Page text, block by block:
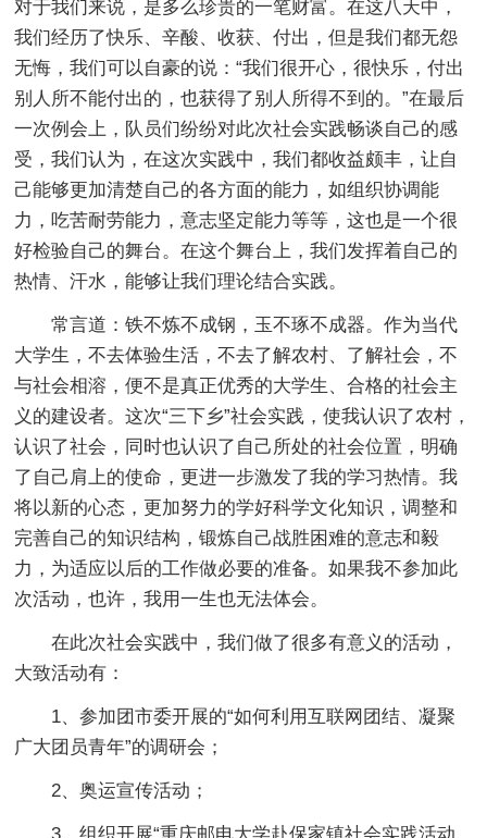
对于我们来说，是多么珍贵的一笔财富。在这八天中，
我们经历了快乐、辛酸、收获、付出，但是我们都无怨
无悔，我们可以自豪的说：“我们很开心，很快乐，付出
别人所不能付出的，也获得了别人所得不到的。”在最后
一次例会上，队员们纷纷对此次社会实践畅谈自己的感
受，我们认为，在这次实践中，我们都收益颇丰，让自
己能够更加清楚自己的各方面的能力，如组织协调能
力，吃苦耐劳能力，意志坚定能力等等，这也是一个很
好检验自己的舞台。在这个舞台上，我们发挥着自己的
热情、汗水，能够让我们理论结合实践。
常言道：铁不炼不成钢，玉不琢不成器。作为当代
大学生，不去体验生活，不去了解农村、了解社会，不
与社会相溶，便不是真正优秀的大学生、合格的社会主
义的建设者。这次“三下乡”社会实践，使我认识了农村，
认识了社会，同时也认识了自己所处的社会位置，明确
了自己肩上的使命，更进一步激发了我的学习热情。我
将以新的心态，更加努力的学好科学文化知识，调整和
完善自己的知识结构，锻炼自己战胜困难的意志和毅
力，为适应以后的工作做必要的准备。如果我不参加此
次活动，也许，我用一生也无法体会。
在此次社会实践中，我们做了很多有意义的活动，
大致活动有：
1、参加团市委开展的“如何利用互联网团结、凝聚
广大团员青年”的调研会；
2、奥运宣传活动；